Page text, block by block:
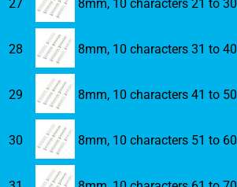
27 8mm, 10 characters 21 to 30
28 8mm, 10 characters 31 to 40
29 8mm, 10 characters 41 to 50
30 8mm, 10 characters 51 to 60